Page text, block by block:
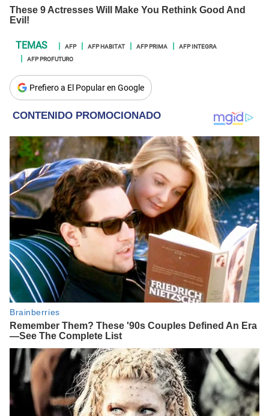
AFP AFP HABITAT AFP PRIMA
AFP INTEGRA
AFP PROFUTURO
Prefiero a El Popular en Google